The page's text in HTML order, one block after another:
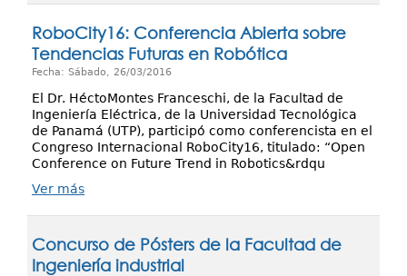
RoboCity16: Conferencia Abierta sobre
Tendencias Futuras en Robótica
Fecha: Sábado, 26/03/2016
El Dr. HéctoMontes Franceschi, de la Facultad de
Ingeniería Eléctrica, de la Universidad Tecnológica
de Panamá (UTP), participó como conferencista en el
Congreso Internacional RoboCity16, titulado: “Open
Conference on Future Trend in Robotics&rdqu
Ver más
Concurso de Pósters de la Facultad de
Ingeniería industrial